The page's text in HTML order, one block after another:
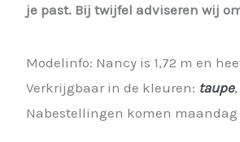
je past. Bij twijfel adviseren wij
Modelinfo: Nancy is 1,72 m en
Verkrijgbaar in de kleuren: taupe,
Nabestellingen komen